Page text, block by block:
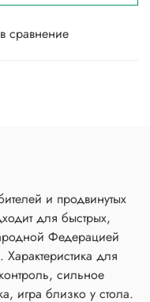
сравнение
и продвинутых
для быстрых,
Федерацией
для
сильное
игра близко у стола.